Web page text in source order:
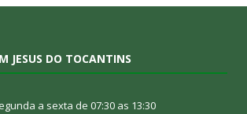
JESUS DO TOCANTINS
a sexta de 07:30 as 13:30